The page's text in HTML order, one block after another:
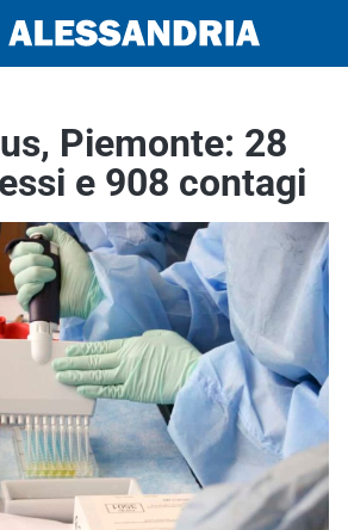
Piemonte: 28
e 908 contagi